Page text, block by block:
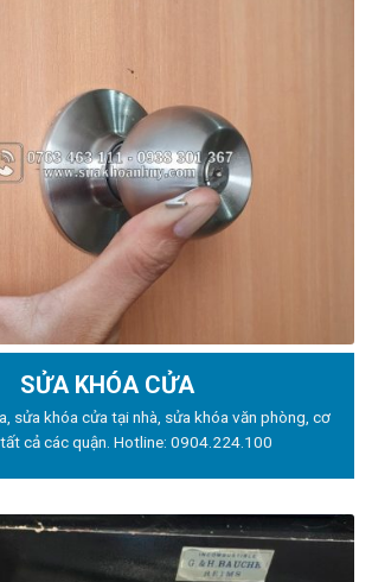
SỬA KHÓA CỬA
sửa khóa cửa tại nhà, sửa khóa văn phòng, cơ
cả các quận. Hotline: 0904.224.100